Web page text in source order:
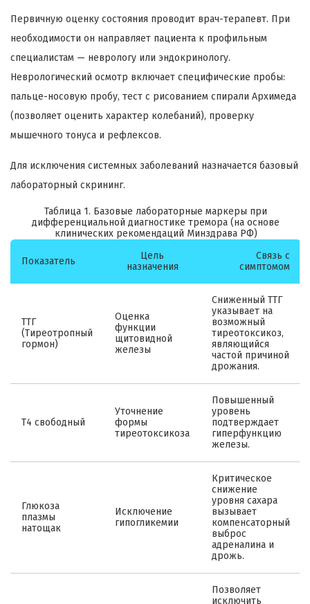
Первичную оценку состояния проводит врач-терапевт. При
необходимости он направляет пациента к профильным
специалистам — неврологу или эндокринологу.
Неврологический осмотр включает специфические пробы:
пальце-носовую пробу, тест с рисованием спирали Архимеда
(позволяет оценить характер колебаний), проверку
мышечного тонуса и рефлексов.
Для исключения системных заболеваний назначается базовый
лабораторный скрининг.
Таблица 1. Базовые лабораторные маркеры при
дифференциальной диагностике тремора (на основе
клинических рекомендаций Минздрава РФ)
Показатель
Цель
назначения
Связь с
симптомом
ТТГ
(Тиреотропный
гормон)
Оценка
функции
щитовидной
железы
Сниженный ТТГ
указывает на
возможный
тиреотоксикоз,
являющийся
частой причиной
дрожания.
Т4 свободный
Уточнение
формы
тиреотоксикоза
Повышенный
уровень
подтверждает
гиперфункцию
железы.
Глюкоза
плазмы
натощак
Исключение
гипогликемии
Критическое
снижение
уровня сахара
вызывает
компенсаторный
выброс
адреналина и
дрожь.
Позволяет
исключить